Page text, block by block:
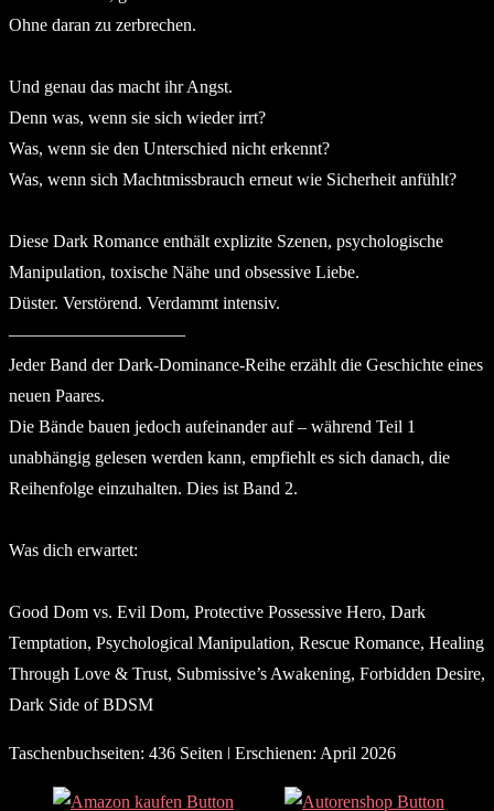
Ohne daran zu zerbrechen.
Und genau das macht ihr Angst.
Denn was, wenn sie sich wieder irrt?
Was, wenn sie den Unterschied nicht erkennt?
Was, wenn sich Machtmissbrauch erneut wie Sicherheit anfühlt?
Diese Dark Romance enthält explizite Szenen, psychologische
Manipulation, toxische Nähe und obsessive Liebe.
Düster. Verstörend. Verdammt intensiv.
——————————
Jeder Band der Dark-Dominance-Reihe erzählt die Geschichte eines
neuen Paares.
Die Bände bauen jedoch aufeinander auf – während Teil 1
unabhängig gelesen werden kann, empfiehlt es sich danach, die
Reihenfolge einzuhalten. Dies ist Band 2.
Was dich erwartet:
Good Dom vs. Evil Dom, Protective Possessive Hero, Dark
Temptation, Psychological Manipulation, Rescue Romance, Healing
Through Love & Trust, Submissive’s Awakening, Forbidden Desire,
Dark Side of BDSM
Taschenbuchseiten: 436 Seiten ǀ Erschienen: April 2026